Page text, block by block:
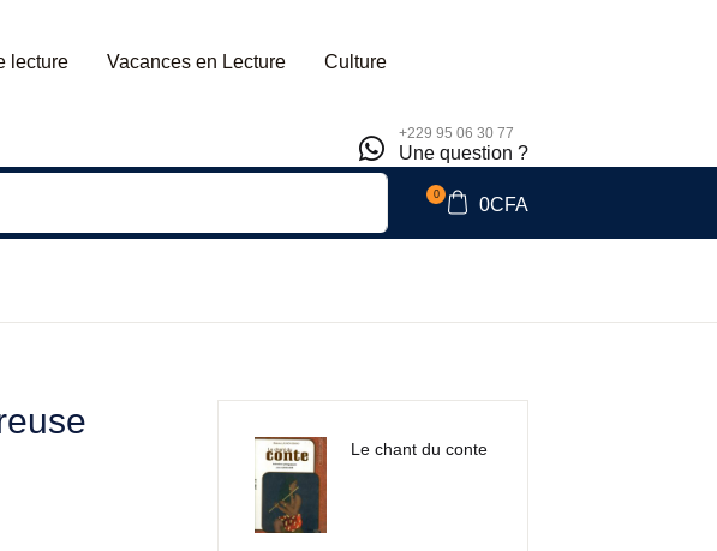
lecture Vacances en Lecture Culture
+229 95 06 30 77
Une question ?
0
0CFA
Le chant du conte